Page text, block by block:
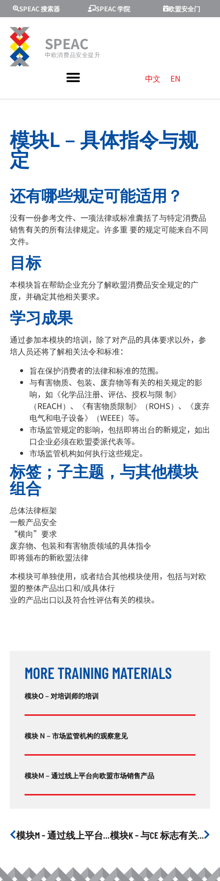
SPEAC 搜索器 SPEAC 学院 欧盟安全门
SPEAC
中欧消费品安全提升
中文 EN
模块L – 具体指令与规
定
还有哪些规定可能适用？
没有一份参考文件、一项法律或标准囊括了与特定消费品
销售有关的所有法律规定。许多重 要的规定可能来自不同
文件。
目标
本模块旨在帮助企业充分了解欧盟消费品安全规定的广
度，并确定其他相关要求。
学习成果
通过参加本模块的培训，除了对产品的具体要求以外，参
培人员还将了解相关法令和标准：
旨在保护消费者的法律和标准的范围。
与有害物质、包装、废弃物等有关的相关规定的影
响，如《化学品注册、评估、授权与限 制》
（REACH）、《有害物质限制》（ROHS）、《废弃
电气和电子设备》（WEEE）等。
市场监管规定的影响，包括即将出台的新规定，如出
口企业必须在欧盟委派代表等。
市场监管机构如何执行这些规定。
标签；子主题，与其他模块
组合
总体法律框架
一般产品安全
“横向”要求
废弃物、包装和有害物质领域的具体指令
即将颁布的新欧盟法律
本模块可单独使用，或者结合其他模块使用，包括与对欧
盟的整体产品出口和/或具体行
业的产品出口以及符合性评估有关的模块。
MORE TRAINING MATERIALS
模块O – 对培训师的培训
模块 N – 市场监管机构的观察意见
模块M – 通过线上平台向欧盟市场销售产品
模块M – 通过线上平台向欧盟市场销售产品 模块K – 与CE 标志有关的义务